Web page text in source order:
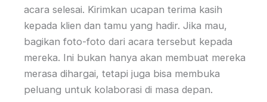
acara selesai. Kirimkan ucapan terima kasih
kepada klien dan tamu yang hadir. Jika mau,
bagikan foto-foto dari acara tersebut kepada
mereka. Ini bukan hanya akan membuat mereka
merasa dihargai, tetapi juga bisa membuka
peluang untuk kolaborasi di masa depan.